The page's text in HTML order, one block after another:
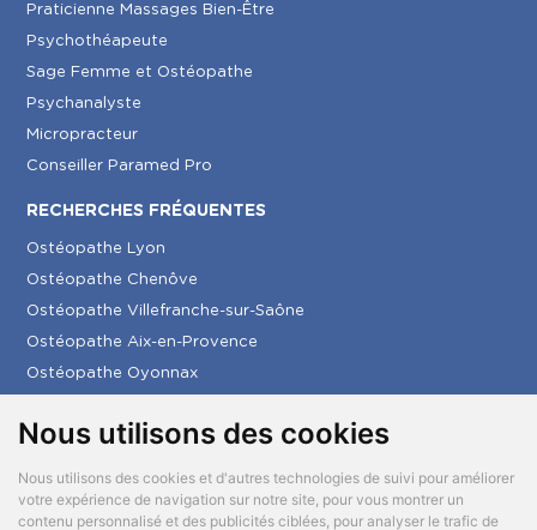
Nous utilisons des cookies
Nous utilisons des cookies et d'autres technologies de suivi pour améliorer
votre expérience de navigation sur notre site, pour vous montrer un
contenu personnalisé et des publicités ciblées, pour analyser le trafic de
Praticienne Massages Bien-Être
Psychothéapeute
Sage Femme et Ostéopathe
Psychanalyste
Micropracteur
Conseiller Paramed Pro
RECHERCHES FRÉQUENTES
Ostéopathe Lyon
Ostéopathe Chenôve
Ostéopathe Villefranche-sur-Saône
Ostéopathe Aix-en-Provence
Ostéopathe Oyonnax
Ostéopathe La Seyne-sur-Mer
© 2026 Paramed tous droits réservés